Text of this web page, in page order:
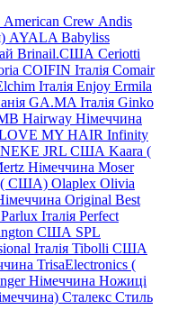
American Crew Andis
AYALA Babyliss
Brinail.США Ceriotti
COIFIN Італія Comair
Італія Enjoy Ermila
GA.MA Італія Ginko
Hairway Німеччина
MY HAIR Infinity
JRL США Kaara (
Німеччина Moser
( США) Olaplex Olivia
Original Best
Parlux Італія Perfect
США SPL
Італія Tibolli США
TrisaElectronics (
Німеччина Ножиці
Сталекс Стиль